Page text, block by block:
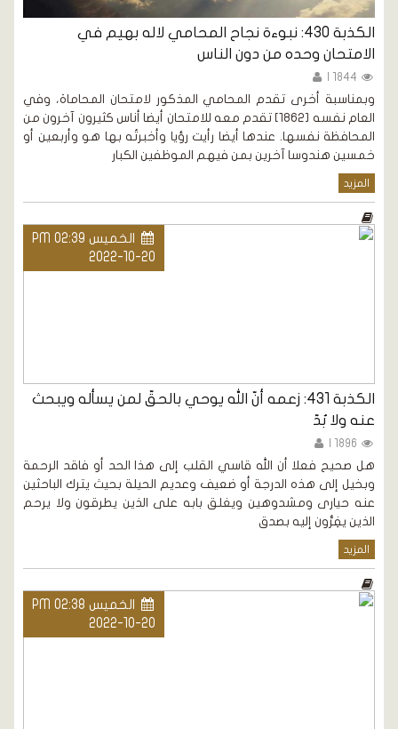
الكذبة 430: نبوءة نجاح المحامي لاله بهيم في
الامتحان وحده من دون الناس
وبمناسبة أخرى تقدم المحامي المذكور لامتحان المحاماة، وفي
العام نفسه [1862] تقدم معه للامتحان أيضا أناس كثيرون آخرون من
المحافظة نفسها. عندها أيضا رأيت رؤيا وأخبرتُه بها هو وأربعين أو
خمسين هندوسا آخرين بمن فيهم الموظفين الكبار
المزيد
الخميس PM 02:39
2022-10-20
الكذبة 431: زعمه أنّ الله يوحي بالحقّ لمن يسأله ويبحث
عنه ولا بُدّ
هل صحيح فعلا أن الله قاسي القلب إلى هذا الحد أو فاقد الرحمة
وبخيل إلى هذه الدرجة أو ضعيف وعديم الحيلة بحيث يترك الباحثين
عنه حيارى ومشدوهين ويغلق بابه على الذين يطرقون ولا يرحم
الذين يفِرُّون إليه بصدق
المزيد
الخميس PM 02:38
2022-10-20